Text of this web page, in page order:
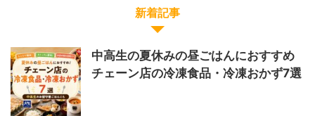
新着記事
中高生の夏休みの昼ごはんにおすすめ
チェーン店の冷凍食品・冷凍おかず7選